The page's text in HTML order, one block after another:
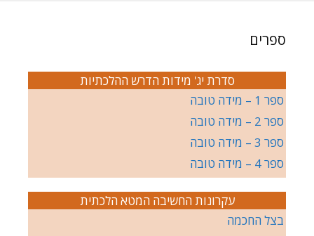
ספרים
סדרת יג' מידות הדרש ההלכתיות
ספר 1 – מידה טובה
ספר 2 – מידה טובה
ספר 3 – מידה טובה
ספר 4 – מידה טובה
עקרונות החשיבה המטא הלכתית
בצל החכמה